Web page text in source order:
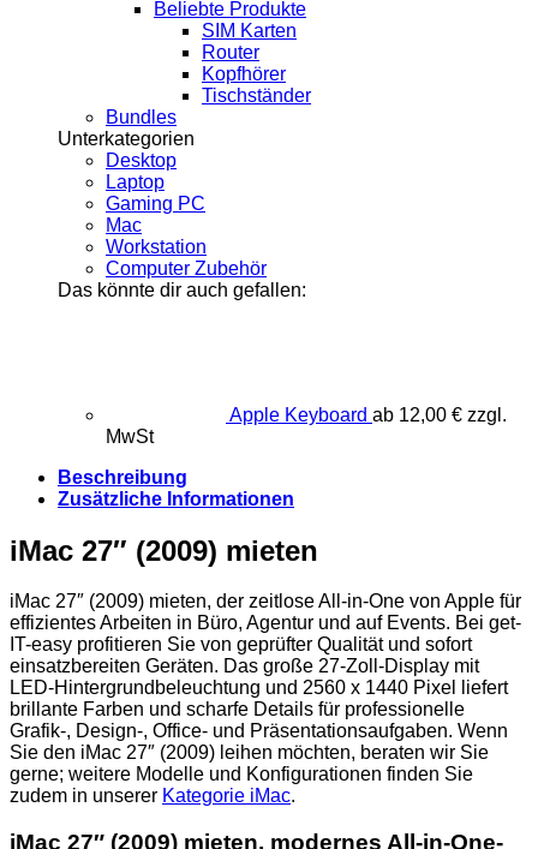
Beliebte Produkte
SIM Karten
Router
Kopfhörer
Tischständer
Bundles
Unterkategorien
Desktop
Laptop
Gaming PC
Mac
Workstation
Computer Zubehör
Das könnte dir auch gefallen:
Apple Keyboard ab 12,00 € zzgl.
MwSt
Beschreibung
Zusätzliche Informationen
iMac 27″ (2009) mieten
iMac 27″ (2009) mieten, der zeitlose All-in-One von Apple für
effizientes Arbeiten in Büro, Agentur und auf Events. Bei get-
IT-easy profitieren Sie von geprüfter Qualität und sofort
einsatzbereiten Geräten. Das große 27‑Zoll‑Display mit
LED‑Hintergrundbeleuchtung und 2560 x 1440 Pixel liefert
brillante Farben und scharfe Details für professionelle
Grafik-, Design-, Office- und Präsentationsaufgaben. Wenn
Sie den iMac 27″ (2009) leihen möchten, beraten wir Sie
gerne; weitere Modelle und Konfigurationen finden Sie
zudem in unserer Kategorie iMac.
iMac 27″ (2009) mieten, modernes All-in-One-